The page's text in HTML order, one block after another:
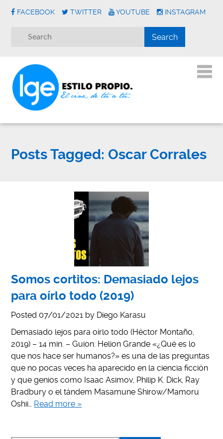
FACEBOOK TWITTER YOUTUBE INSTAGRAM
Posts Tagged: Oscar Corrales
Somos cortitos: Demasiado lejos
para oírlo todo (2019)
Posted 07/01/2021 by Diego Karasu
Demasiado lejos para oírlo todo (Héctor Montaño,
2019) – 14 min. – Guion: Helion Grande «¿Qué es lo
que nos hace ser humanos?» es una de las preguntas
que no pocas veces ha aparecido en la ciencia ficción
y que genios como Isaac Asimov, Philip K. Dick, Ray
Bradbury o el tándem Masamune Shirow/Mamoru
Oshii… Read more »